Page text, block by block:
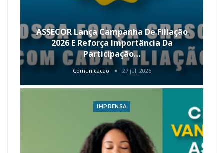
ASSECOR Lança Campanha De Filiação
2026 E Reforça Importância Da
Participação…
Comunicacao 27 jul, 2026
IMPRENSA